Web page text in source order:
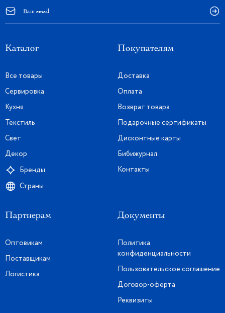
Каталог
Все товары
Сервировка
Кухня
Текстиль
Свет
Декор
Бренды
Страны
Покупателям
Доставка
Оплата
Возврат товара
Подарочные сертификаты
Дисконтные карты
Бибижурнал
Контакты
Партнерам
Оптовикам
Поставщикам
Логистика
Документы
Политика
конфиденциальности
Пользовательское соглашение
Договор-оферта
Реквизиты